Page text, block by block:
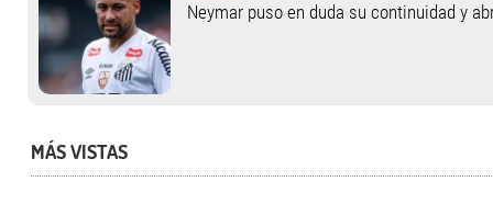
Neymar puso en duda su continuidad y
MÁS VISTAS